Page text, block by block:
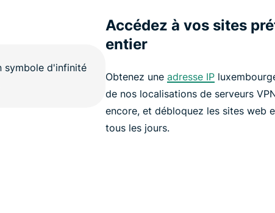
Accédez à vos sites
entier
Obtenez une adresse IP
de nos localisations de serveurs
encore, et débloquez les sites web
tous les jours.